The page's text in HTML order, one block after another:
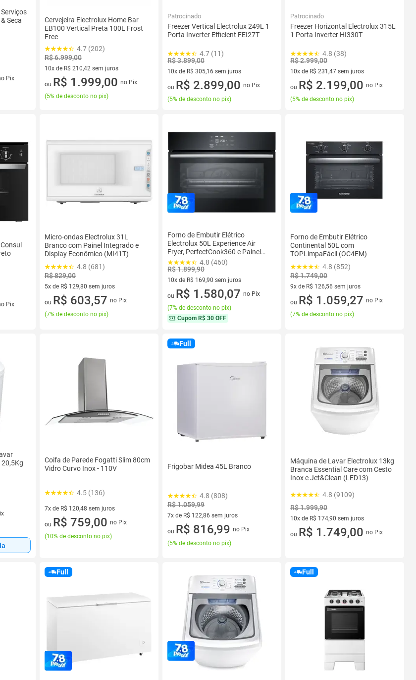
Seca
Pix
Cervejeira Electrolux Home Bar
EB100 Vertical Preta 100L Frost
Free
4.7 (202)
R$ 6.999,00
10x de R$ 210,42 sem juros
10 vez de R$ 210,42 sem juros
ou R$ 1.999,00 no Pix
(5% de desconto no pix)
Patrocinado
Freezer Vertical Electrolux 249L 1
Porta Inverter Efficient FEI27T
4.7 (11)
R$ 3.899,00
10x de R$ 305,16 sem juros
10 vez de R$ 305,16 sem juros
ou R$ 2.899,00 no Pix
(5% de desconto no pix)
Patrocinado
Freezer Horizontal Electrolux 315L
1 Porta Inverter HI330T
4.8 (38)
R$ 2.999,00
10x de R$ 231,47 sem juros
10 vez de R$ 231,47 sem juros
ou R$ 2.199,00 no Pix
(5% de desconto no pix)
Pix
Micro-ondas Electrolux 31L
Branco com Painel Integrado e
Display Econômico (MI41T)
4.8 (681)
R$ 829,00
5x de R$ 129,80 sem juros
5 vez de R$ 129,80 sem juros
ou R$ 603,57 no Pix
(7% de desconto no pix)
Forno de Embutir Elétrico
Electrolux 50L Experience Air
Fryer, PerfectCook360 e Painel
Touch (OE5EA)4.8 (460)
R$ 1.899,90
10x de R$ 169,90 sem juros
10 vez de R$ 169,90 sem juros
ou R$ 1.580,07 no Pix
(7% de desconto no pix)
Cupom R$ 30 OFF
Forno de Embutir Elétrico
Continental 50L com
TOPLimpaFácil (OC4EM)
4.8 (852)
R$ 1.749,00
9x de R$ 126,56 sem juros
9 vez de R$ 126,56 sem juros
ou R$ 1.059,27 no Pix
(7% de desconto no pix)
Coifa de Parede Fogatti Slim 80cm
Vidro Curvo Inox - 110V
4.5 (136)
7x de R$ 120,48 sem juros
7 vez de R$ 120,48 sem juros
ou R$ 759,00 no Pix
(10% de desconto no pix)
Full
Frigobar Midea 45L Branco
4.8 (808)
R$ 1.059,99
7x de R$ 122,86 sem juros
7 vez de R$ 122,86 sem juros
ou R$ 816,99 no Pix
(5% de desconto no pix)
Máquina de Lavar Electrolux 13kg
Branca Essential Care com Cesto
Inox e Jet&Clean (LED13)
4.8 (9109)
R$ 1.999,90
10x de R$ 174,90 sem juros
10 vez de R$ 174,90 sem juros
ou R$ 1.749,00 no Pix
Full Full